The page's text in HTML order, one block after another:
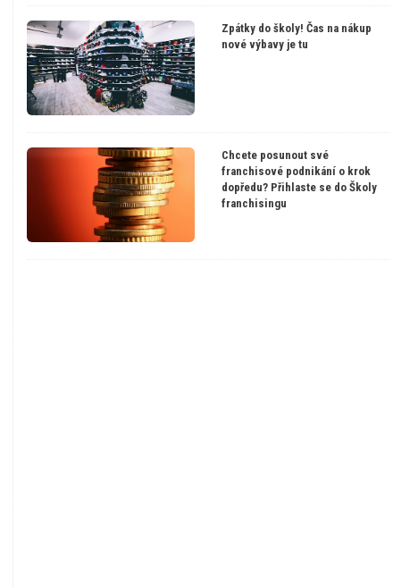
Zpátky do školy! Čas na nákup
nové výbavy je tu
Chcete posunout své
franchisové podnikání o krok
dopředu? Přihlaste se do Školy
franchisingu